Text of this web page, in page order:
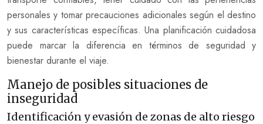
personales y tomar precauciones adicionales según el destino
y sus características específicas. Una planificación cuidadosa
puede marcar la diferencia en términos de seguridad y
bienestar durante el viaje.
Manejo de posibles situaciones de
inseguridad
Identificación y evasión de zonas de alto riesgo